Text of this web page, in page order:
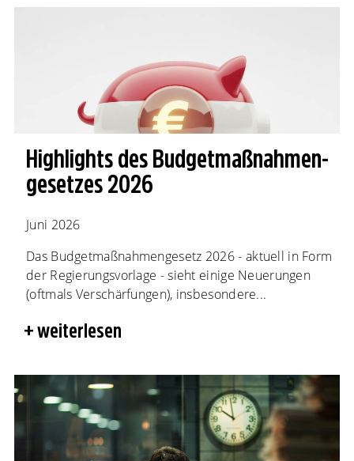
Highlights des Budgetmaßnahmen​­
gesetzes 2026
Juni 2026
Das Budgetmaßnahmengesetz 2026 - aktuell in Form
der Regierungsvorlage - sieht einige Neuerungen
(oftmals Verschärfungen), insbesondere...
weiterlesen